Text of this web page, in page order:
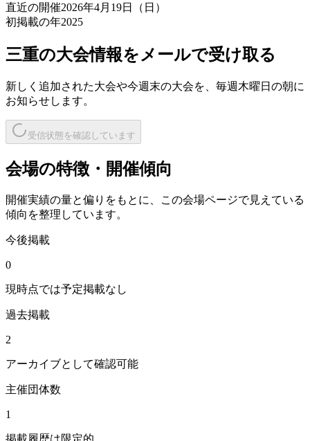
直近の開催2026年4月19日（日）
初掲載の年2025
三重の大会情報をメールで受け取る
新しく追加された大会や今週末の大会を、 毎週木曜日の朝に
お知らせします。
受信状態を確認しています
会場の特徴・開催傾向
開催実績の量と偏りをもとに、この会場ページで見えている
傾向を整理しています。
今後掲載
0
現時点では予定掲載なし
過去掲載
2
アーカイブとして確認可能
主催団体数
1